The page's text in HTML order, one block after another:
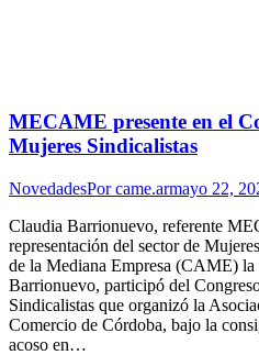
MECAME presente en el
Mujeres Sindicalistas
NovedadesPorcame.armayo 22,
Claudia Barrionuevo, referente
representación del sector de
de la Mediana Empresa (CAME)
Barrionuevo, participó del
Sindicalistas que organizó la
Comercio de Córdoba, bajo la
acoso en…